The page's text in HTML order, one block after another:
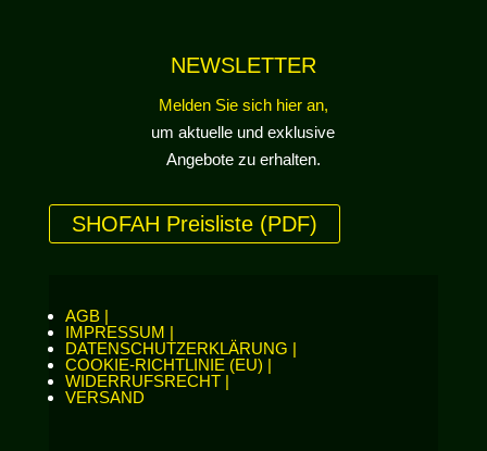
NEWSLETTER
Melden Sie sich hier an,
um aktuelle und exklusive
Angebote zu erhalten.
SHOFAH Preisliste (PDF)
AGB |
IMPRESSUM |
DATENSCHUTZERKLÄRUNG |
COOKIE-RICHTLINIE (EU) |
WIDERRUFSRECHT |
VERSAND